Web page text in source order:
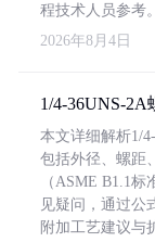
程技术人员参考。
2026年8月4日
1/4-36UNS-
本文详细解析1/
包括外径、螺距
（ASME B1.1
见疑问，通过公
附加工艺建议与